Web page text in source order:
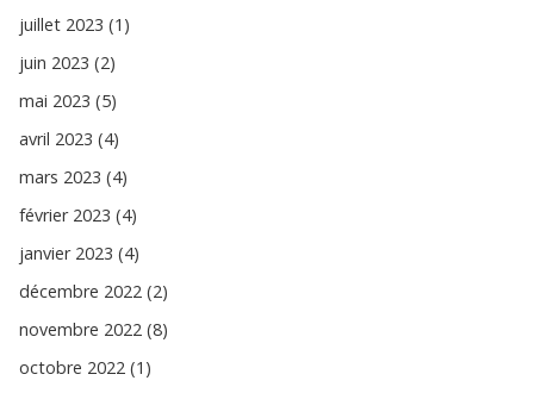
juillet 2023 (1)
juin 2023 (2)
mai 2023 (5)
avril 2023 (4)
mars 2023 (4)
février 2023 (4)
janvier 2023 (4)
décembre 2022 (2)
novembre 2022 (8)
octobre 2022 (1)